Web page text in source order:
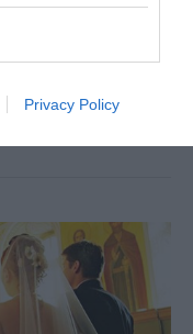
Privacy Policy
ότι πηγαίνει
μυστήριο της
Λειτουργία